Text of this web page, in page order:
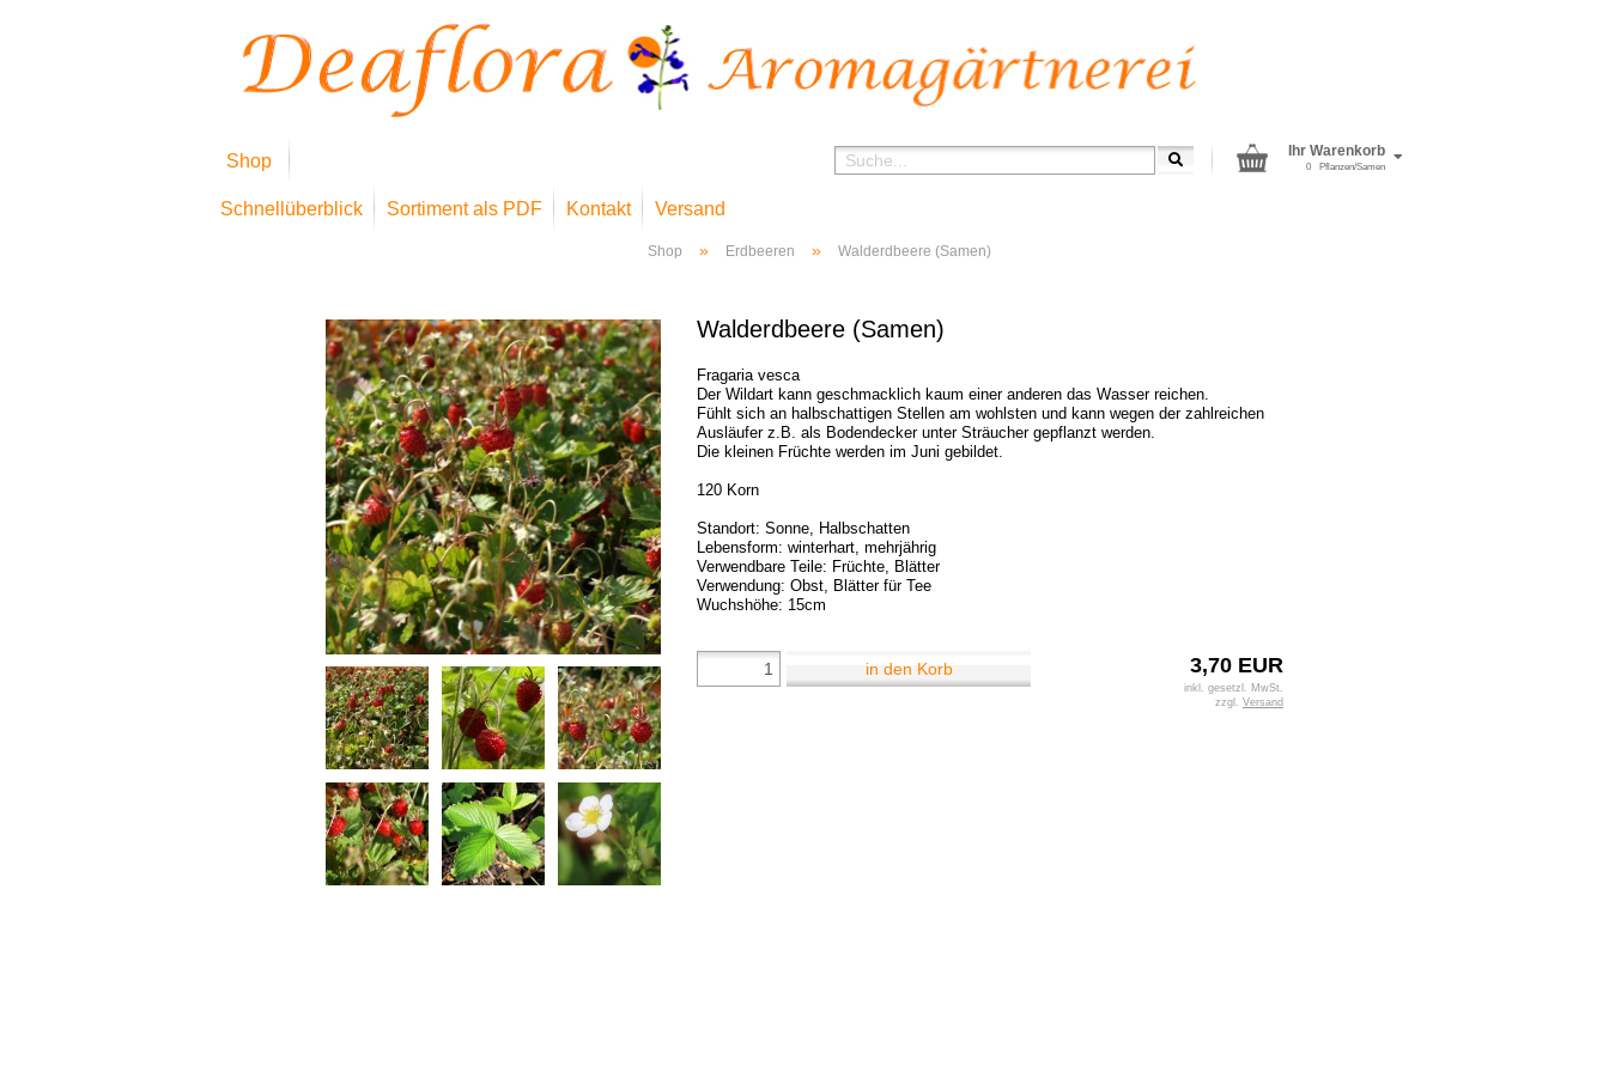
Shop
Schnellüberblick Sortiment als PDF Kontakt Versand
Ihr Warenkorb
Pflanzen/Samen
0
Shop » Erdbeeren » Walderdbeere (Samen)
Walderdbeere (Samen)
Fragaria vesca
Der Wildart kann geschmacklich kaum einer anderen das Wasser reichen.
Fühlt sich an halbschattigen Stellen am wohlsten und kann wegen der zahlreichen
Ausläufer z.B. als Bodendecker unter Sträucher gepflanzt werden.
Die kleinen Früchte werden im Juni gebildet.
120 Korn
Standort: Sonne, Halbschatten
Lebensform: winterhart, mehrjährig
Verwendbare Teile: Früchte, Blätter
Verwendung: Obst, Blätter für Tee
Wuchshöhe: 15cm
3,70 EUR
inkl. gesetzl. MwSt.
zzgl. Versand
in den Korb